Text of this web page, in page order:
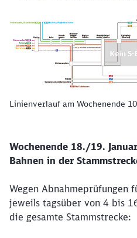
Linienverlauf am Wochenende
Wochenende 18./19.
Bahnen in der
Wegen Abnahmeprüfungen
jeweils tagsüber von 4 bis
die gesamte Stammstrecke: